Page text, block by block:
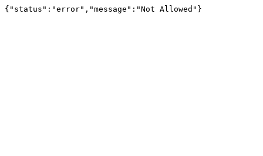
{"status":"error","message":"Not Allowed"}